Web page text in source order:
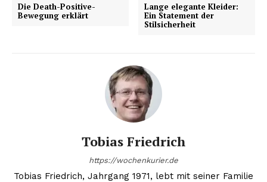
Die Death-Positive-
Bewegung erklärt
Lange elegante Kleider:
Ein Statement der
Stilsicherheit
Tobias Friedrich
https://wochenkurier.de
Tobias Friedrich, Jahrgang 1971, lebt mit seiner Familie